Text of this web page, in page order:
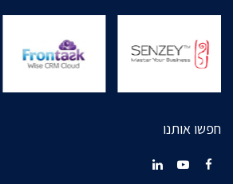
חפשו אותנו